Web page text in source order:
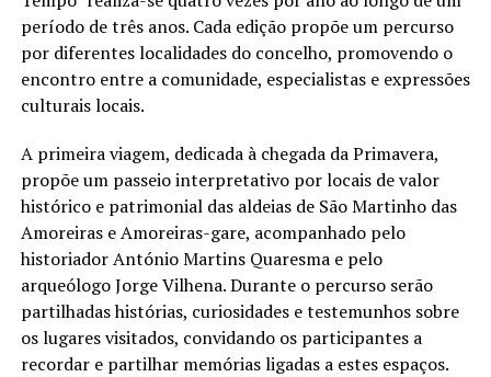
período de três anos. Cada edição propõe um percurso
por diferentes localidades do concelho, promovendo o
encontro entre a comunidade, especialistas e expressões
culturais locais.
A primeira viagem, dedicada à chegada da Primavera,
propõe um passeio interpretativo por locais de valor
histórico e patrimonial das aldeias de São Martinho das
Amoreiras e Amoreiras-gare, acompanhado pelo
historiador António Martins Quaresma e pelo
arqueólogo Jorge Vilhena. Durante o percurso serão
partilhadas histórias, curiosidades e testemunhos sobre
os lugares visitados, convidando os participantes a
recordar e partilhar memórias ligadas a estes espaços.